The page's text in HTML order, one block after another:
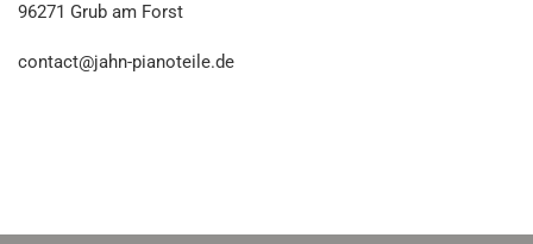
96271 Grub am Forst
contact@jahn-pianoteile.de